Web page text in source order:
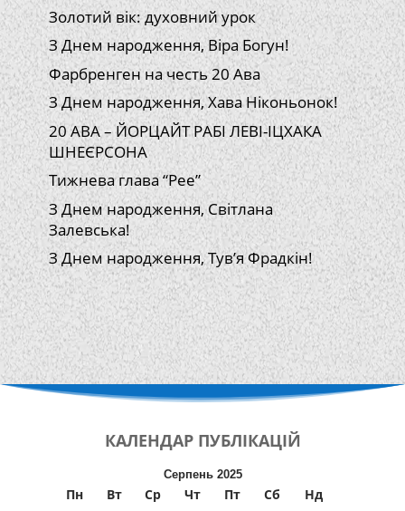
Золотий вік: духовний урок
З Днем народження, Віра Богун!
Фарбренген на честь 20 Ава
З Днем народження, Хава Ніконьонок!
20 АВА – ЙОРЦАЙТ РАБІ ЛЕВІ-ІЦХАКА
ШНЕЄРСОНА
Тижнева глава “Рее”
З Днем народження, Світлана
Залевська!
З Днем народження, Тув’я Фрадкін!
КАЛЕНДАР ПУБЛІКАЦІЙ
Серпень 2025
Пн Вт Ср Чт Пт Сб
Нд